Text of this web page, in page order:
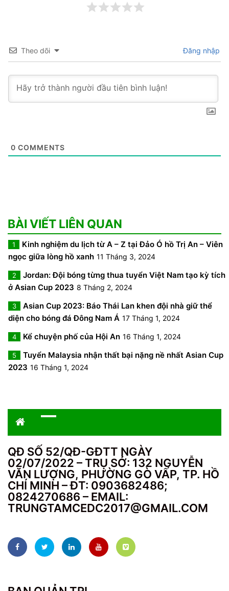
Theo dõi Đăng nhập
0 COMMENTS
BÀI VIẾT LIÊN QUAN
1
Kinh nghiệm du lịch từ A – Z tại Đảo Ó hồ Trị An – Viên
ngọc giữa lòng hồ xanh 11 Tháng 3, 2024
2
Jordan: Đội bóng từng thua tuyển Việt Nam tạo kỳ tích
ở Asian Cup 2023 8 Tháng 2, 2024
3
Asian Cup 2023: Báo Thái Lan khen đội nhà giữ thể
diện cho bóng đá Đông Nam Á 17 Tháng 1, 2024
4 Kể chuyện phố của Hội An 16 Tháng 1, 2024
5
Tuyển Malaysia nhận thất bại nặng nề nhất Asian Cup
2023 16 Tháng 1, 2024
QĐ SỐ 52/QĐ-GĐTT NGÀY
02/07/2022 – TRỤ SỞ: 132 NGUYỄN
VĂN LƯỢNG, PHƯỜNG GÒ VẤP, TP. HỒ
CHÍ MINH – ĐT: 0903682486;
0824270686 – EMAIL:
TRUNGTAMCEDC2017@GMAIL.COM